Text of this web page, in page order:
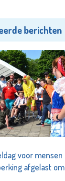
berichten
voor mensen
afgelast om